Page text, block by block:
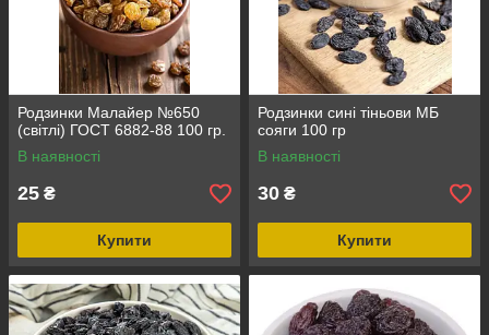
Родзинки Малайер №650
(світлі) ГОСТ 6882-88 100 гр.
В наявності
25 ₴
Купити
Родзинки сині тіньови МБ
сояги 100 гр
В наявності
30 ₴
Купити